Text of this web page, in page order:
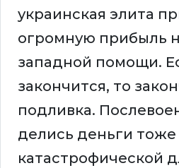
украинская элита
огромную прибыль
западной помощи.
закончится, то
подливка.
делись деньги тоже
катастрофической